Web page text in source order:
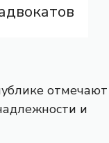
отмечают
и